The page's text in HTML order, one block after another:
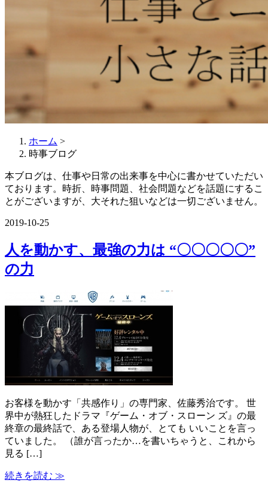
ホーム >
時事ブログ
本ブログは、仕事や日常の出来事を中心に書かせていただい
ております。時折、時事問題、社会問題などを話題にするこ
とがございますが、大それた狙いなどは一切ございません。
2019-10-25
人を動かす、最強の力は “〇〇〇〇〇”
の力
お客様を動かす「共感作り」の専門家、佐藤秀治です。 世
界中が熱狂したドラマ『ゲーム・オブ・スローン ズ』の最
終章の最終話で、ある登場人物が、とても いいことを言っ
ていました。 （誰が言ったか…を書いちゃうと、これから
見る […]
続きを読む ≫